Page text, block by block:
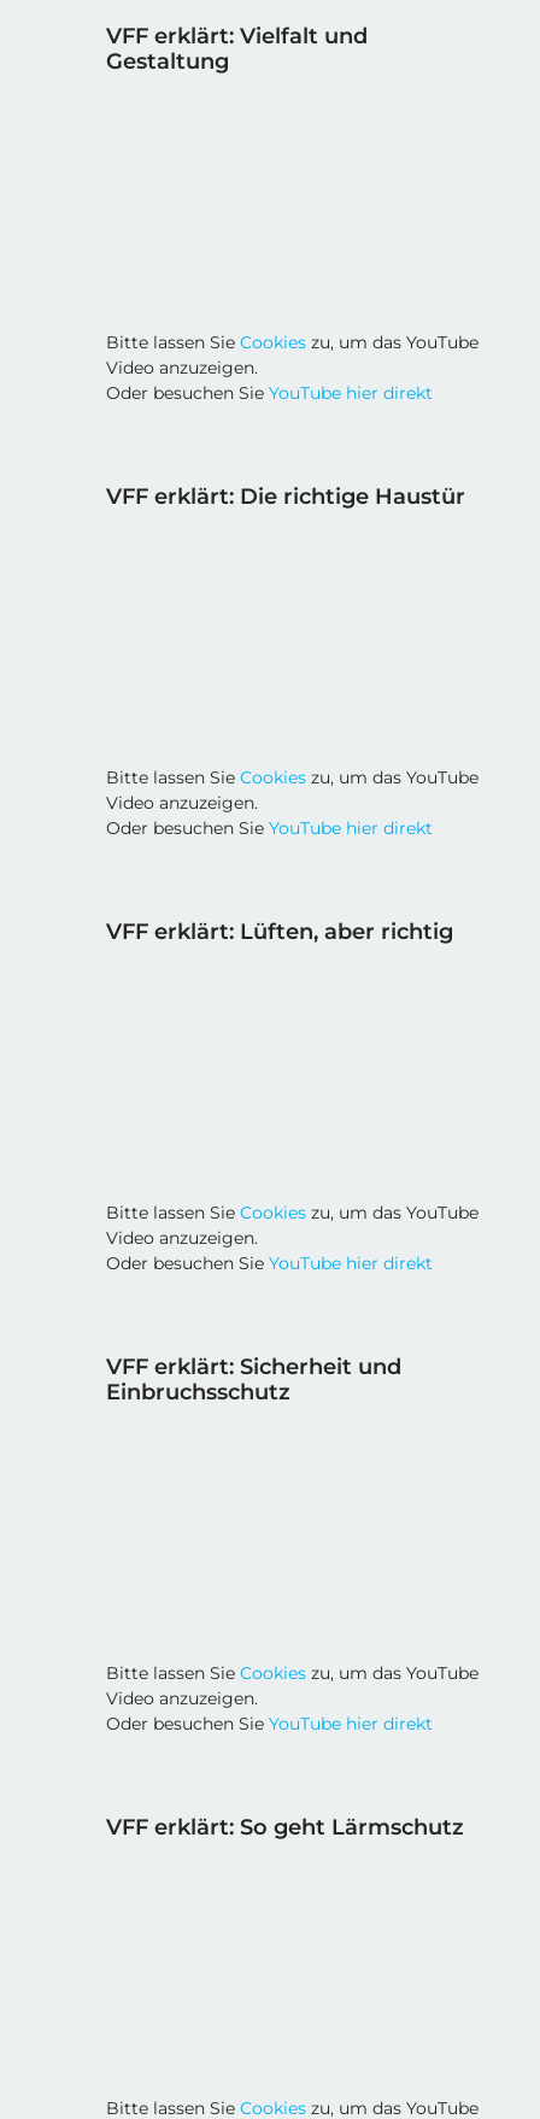
VFF erklärt: Vielfalt und
Gestaltung
Bitte lassen SieCookies zu, um das YouTube
Video anzuzeigen.
Oder besuchen SieYouTube hier direkt
VFF erklärt: Die richtige Haustür
Bitte lassen SieCookies zu, um das YouTube
Video anzuzeigen.
Oder besuchen SieYouTube hier direkt
VFF erklärt: Lüften, aber richtig
Bitte lassen SieCookies zu, um das YouTube
Video anzuzeigen.
Oder besuchen SieYouTube hier direkt
VFF erklärt: Sicherheit und
Einbruchsschutz
Bitte lassen SieCookies zu, um das YouTube
Video anzuzeigen.
Oder besuchen SieYouTube hier direkt
VFF erklärt: So geht Lärmschutz
Bitte lassen SieCookies zu, um das YouTube